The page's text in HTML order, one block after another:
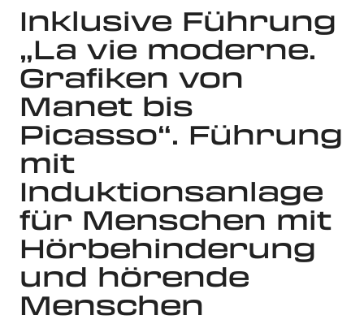
Inklusive Führung
„La vie moderne.
Grafiken von
Manet bis
Picasso“. Führung
mit
Induktionsanlage
für Menschen mit
Hörbehinderung
und hörende
Menschen